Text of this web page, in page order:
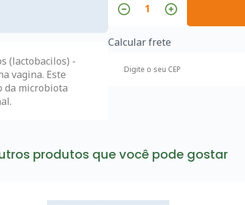
(lactobacilos) -
vagina. Este
da microbiota
Calcular frete
produtos que você pode gostar